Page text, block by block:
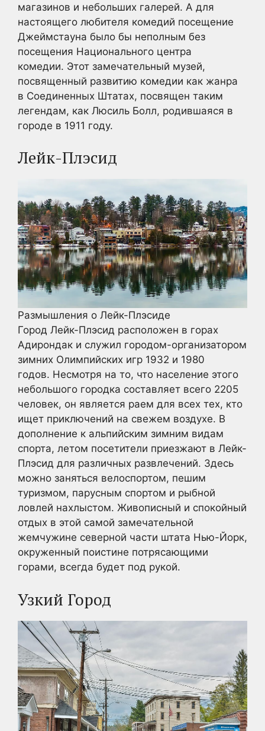
магазинов и небольших галерей. А для
настоящего любителя комедий посещение
Джеймстауна было бы неполным без
посещения Национального центра
комедии. Этот замечательный музей,
посвященный развитию комедии как жанра
в Соединенных Штатах, посвящен таким
легендам, как Люсиль Болл, родившаяся в
городе в 1911 году.
Лейк-Плэсид
Размышления о Лейк-Плэсиде
Город Лейк-Плэсид расположен в горах
Адирондак и служил городом-организатором
зимних Олимпийских игр 1932 и 1980
годов. Несмотря на то, что население этого
небольшого городка составляет всего 2205
человек, он является раем для всех тех, кто
ищет приключений на свежем воздухе. В
дополнение к альпийским зимним видам
спорта, летом посетители приезжают в Лейк-
Плэсид для различных развлечений. Здесь
можно заняться велоспортом, пешим
туризмом, парусным спортом и рыбной
ловлей нахлыстом. Живописный и спокойный
отдых в этой самой замечательной
жемчужине северной части штата Нью-Йорк,
окруженный поистине потрясающими
горами, всегда будет под рукой.
Узкий Город